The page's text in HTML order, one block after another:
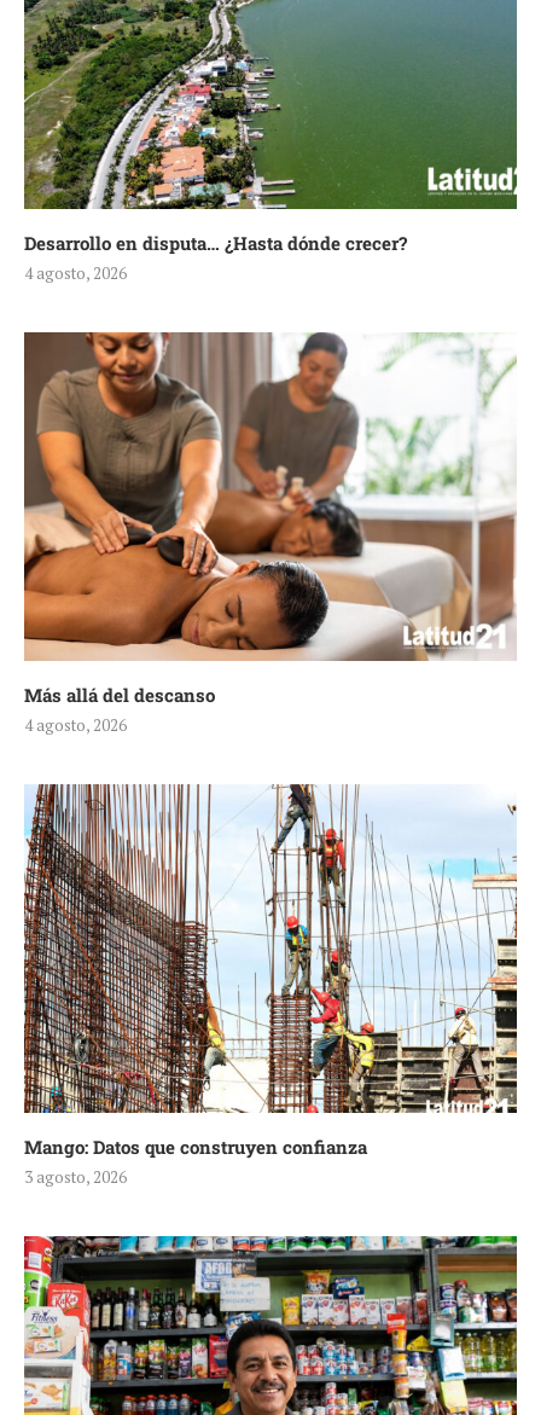
Desarrollo en disputa… ¿Hasta dónde crecer?
4 agosto, 2026
Más allá del descanso
4 agosto, 2026
Mango: Datos que construyen confianza
3 agosto, 2026